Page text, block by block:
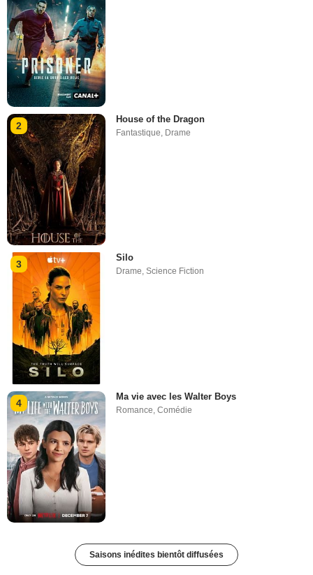
2
House of the Dragon
Fantastique, Drame
3
Silo
Drame,Science Fiction
4
Ma vie avec les Walter Boys
Romance ,Comédie
Saisons inédites bientôt diffusées